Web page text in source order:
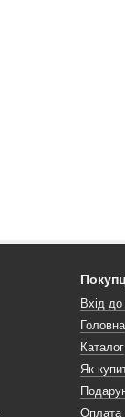
Вхід до
Головна
Каталог
Як
Оплата